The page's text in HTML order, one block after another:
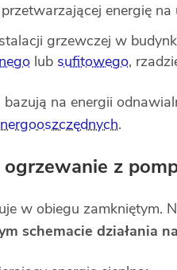
energię
grzewczej w
lub sufitowego,
bazują na energii
.
z
w obiegu zamkniętym.
schemacie działania